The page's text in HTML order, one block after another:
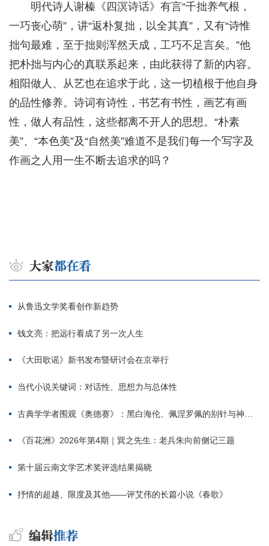
明代诗人谢榛《四溟诗话》有言“千拙养气根，
一巧丧心萌”，讲“返朴复拙，以全其真”，又有“诗惟
拙句最难，至于拙则浑然天成，工巧不足言矣。”他
把朴拙与内心的真联系起来，由此获得了新的内容。
相阳做人、从艺也在追求于此，这一切植根于他自身
的品性修养。诗词有诗性，书艺有书性，画艺有画
性，做人有品性，这些都离不开人的思想。“朴素
美”、“本色美”及“自然美”难道不是我们每一个写字及
作画之人用一生不断去追求的吗？
从鲁迅文学奖看创作新趋势
钱文亮：把远行看成了另一次人生
《大田歌谣》新书发布暨研讨会在京举行
当代小说关键词：对话性、思想力与总体性
古典学学者围观《奥德赛》：黑白海伦、佩涅罗佩的别针与神秘入侵者
《百花洲》2026年第4期｜巽之先生：老兵朱向前侧记三题
第十届云南文学艺术奖评选结果揭晓
抒情的超越、限度及其他——评艾伟的长篇小说《春歌》